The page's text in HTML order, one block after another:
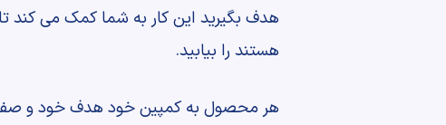
هدف بگیرید این کار به شما کمک می کند
هستند را بیابید.
هر محصول به کمپین خود هدف خود و صفحه